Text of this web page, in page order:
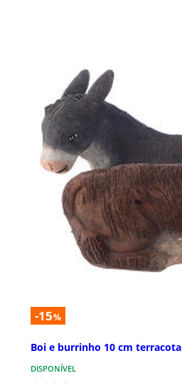
-15%
Boi e burrinho 10 cm terracota
DISPONÍVEL